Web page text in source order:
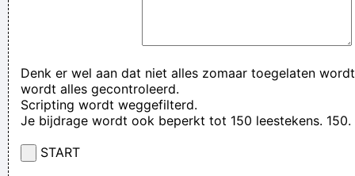
Denk er wel aan dat niet alles zomaar toegelaten
wordt alles gecontroleerd.
Scripting wordt weggefilterd.
Je bijdrage wordt ook beperkt tot 150 leestekens. 150.
START